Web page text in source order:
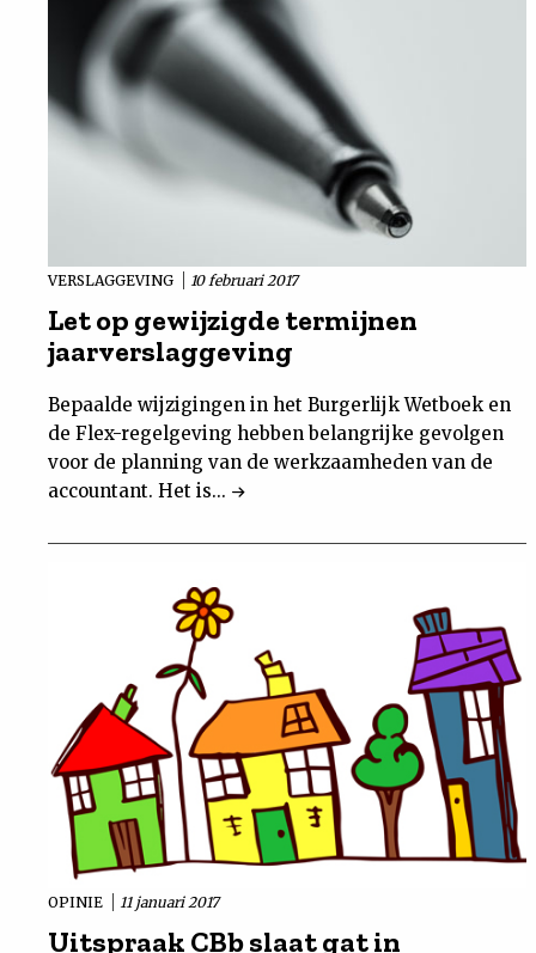
VERSLAGGEVING 10 februari 2017
Let op gewijzigde termijnen
jaarverslaggeving
Bepaalde wijzigingen in het Burgerlijk Wetboek en
de Flex-regelgeving hebben belangrijke gevolgen
voor de planning van de werkzaamheden van de
accountant. Het is...
OPINIE 11 januari 2017
Uitspraak CBb slaat gat in